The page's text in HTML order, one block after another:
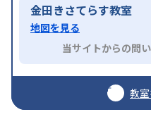
金田きさてらす教室
地図を見る
当サイトからの問
教